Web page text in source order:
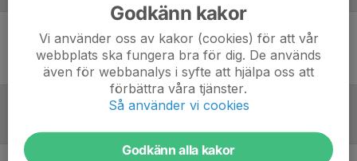
Inget referat skrivet
Godkänn kakor
Vi använder oss av kakor (cookies) för att vår
webbplats ska fungera bra för dig. De används
även för webbanalys i syfte att hjälpa oss att
förbättra våra tjänster.
Så använder vi cookies
Godkänn alla kakor